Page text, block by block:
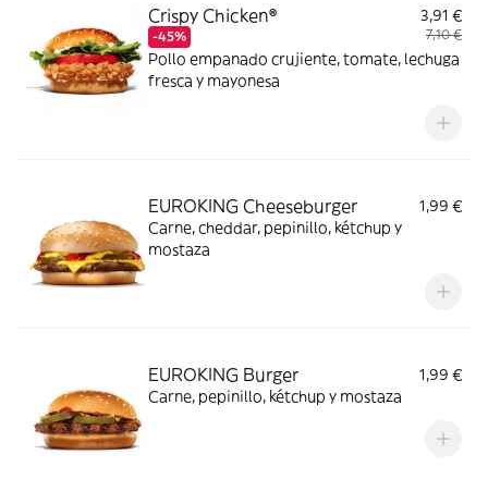
Crispy Chicken®
-45%
3,91 €
7,10 €
Pollo empanado crujiente, tomate, lechuga
fresca y mayonesa
EUROKING Cheeseburger
1,99 €
Carne, cheddar, pepinillo, kétchup y
mostaza
EUROKING Burger
1,99 €
Carne, pepinillo, kétchup y mostaza